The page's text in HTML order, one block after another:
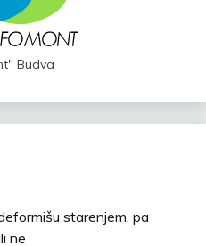
Budva
starenjem, pa
ne